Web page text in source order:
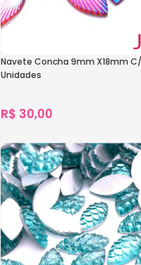
Navete Concha 9mm X18mm
Unidades
R$ 30,00
Ver Opções